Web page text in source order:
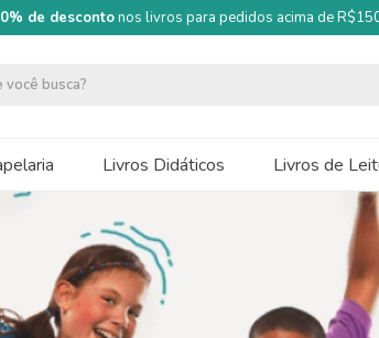
de descontonos livros para pedidos acima de
você busca?
Livros Didáticos Livros de